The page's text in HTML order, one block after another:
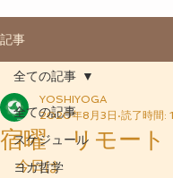
記事
全ての記事
スケジュール
ヨガ哲学
全ての記事
宿曜 リモート
YOSHIYOGA
2020年8月3日 読了時間:
今日は